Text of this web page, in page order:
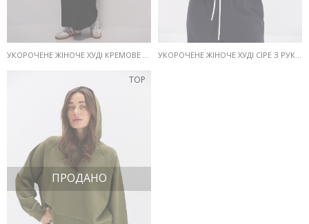
УКОРОЧЕНЕ ЖІНОЧЕ ХУДІ СІРЕ З РУКАВАМИ-РЕГЛАНАМИ
TOP
ПРОДАНО